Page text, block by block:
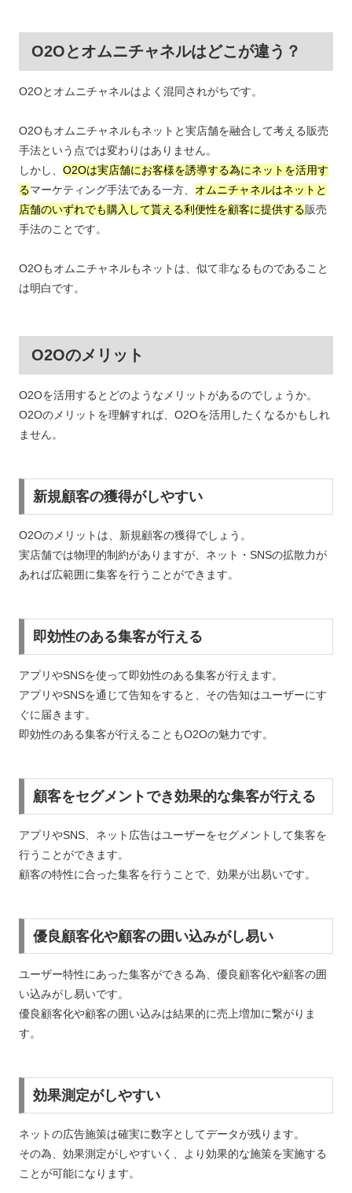
O2Oとオムニチャネルはどこが違う？
O2Oとオムニチャネルはよく混同されがちです。
O2Oもオムニチャネルもネットと実店舗を融合して考える販売
手法という点では変わりはありません。
しかし、 O2Oは実店舗にお客様を誘導する為にネットを活用す
るマーケティング手法である一方、 オムニチャネルはネットと
店舗のいずれでも購入して貰える利便性を顧客に提供する販売
手法のことです。
O2Oもオムニチャネルもネットは、似て非なるものであること
は明白です。
O2Oのメリット
O2Oを活用するとどのようなメリットがあるのでしょうか。
O2Oのメリットを理解すれば、O2Oを活用したくなるかもしれ
ません。
新規顧客の獲得がしやすい
O2Oのメリットは、新規顧客の獲得でしょう。
実店舗では物理的制約がありますが、ネット・SNSの拡散力が
あれば広範囲に集客を行うことができます。
即効性のある集客が行える
アプリやSNSを使って即効性のある集客が行えます。
アプリやSNSを通じて告知をすると、その告知はユーザーにす
ぐに届きます。
即効性のある集客が行えることもO2Oの魅力です。
顧客をセグメントでき効果的な集客が行える
アプリやSNS、ネット広告はユーザーをセグメントして集客を
行うことができます。
顧客の特性に合った集客を行うことで、効果が出易いです。
優良顧客化や顧客の囲い込みがし易い
ユーザー特性にあった集客ができる為、優良顧客化や顧客の囲
い込みがし易いです。
優良顧客化や顧客の囲い込みは結果的に売上増加に繋がりま
す。
効果測定がしやすい
ネットの広告施策は確実に数字としてデータが残ります。
その為、効果測定がしやすいく、より効果的な施策を実施する
ことが可能になります。